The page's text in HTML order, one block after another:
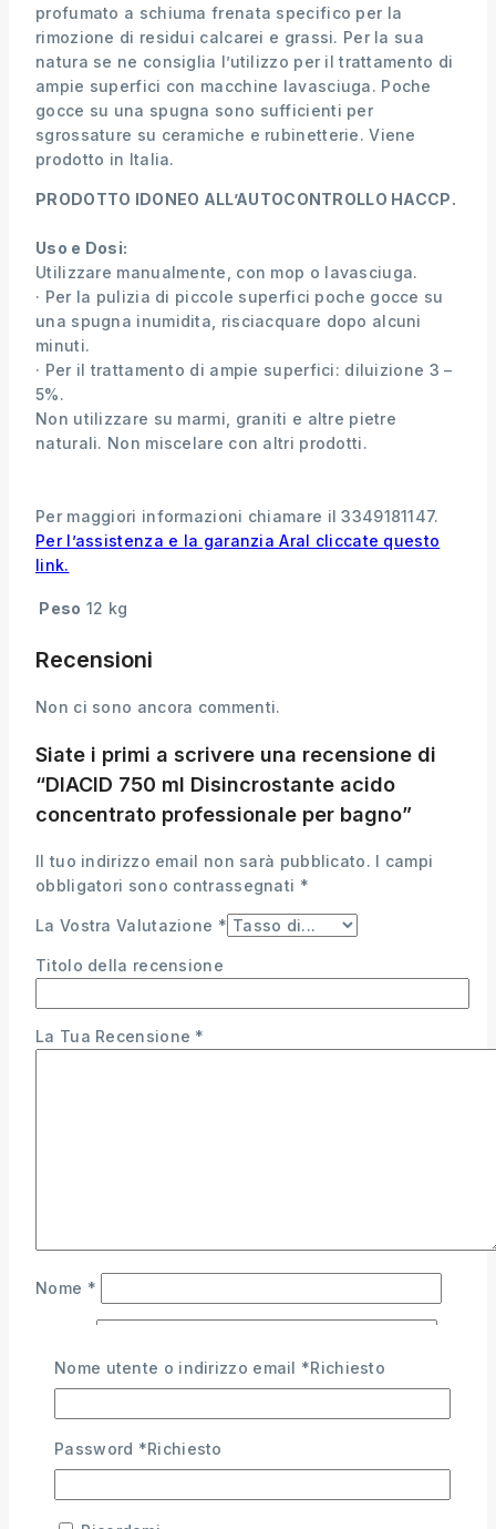
profumato a schiuma frenata specifico per la
rimozione di residui calcarei e grassi. Per la sua
natura se ne consiglia l’utilizzo per il trattamento di
ampie superfici con macchine lavasciuga. Poche
gocce su una spugna sono sufficienti per
sgrossature su ceramiche e rubinetterie. Viene
prodotto in Italia.
PRODOTTO IDONEO ALL’AUTOCONTROLLO HACCP.
Uso e Dosi:
Utilizzare manualmente, con mop o lavasciuga.
· Per la pulizia di piccole superfici poche gocce su
una spugna inumidita, risciacquare dopo alcuni
minuti.
· Per il trattamento di ampie superfici: diluizione 3 –
5%.
Non utilizzare su marmi, graniti e altre pietre
naturali. Non miscelare con altri prodotti.
Per maggiori informazioni chiamare il 3349181147.
Per l’assistenza e la garanzia Aral cliccate questo
link.
Peso 12 kg
Recensioni
Non ci sono ancora commenti.
Siate i primi a scrivere una recensione di
“DIACID 750 ml Disincrostante acido
concentrato professionale per bagno”
Il tuo indirizzo email non sarà pubblicato. I campi
obbligatori sono contrassegnati *
La Vostra Valutazione *
Titolo della recensione
La Tua Recensione *
Nome *
Salva il mio nome, email e sito web in questo
Nome utente o indirizzo email *Richiesto
Password *Richiesto